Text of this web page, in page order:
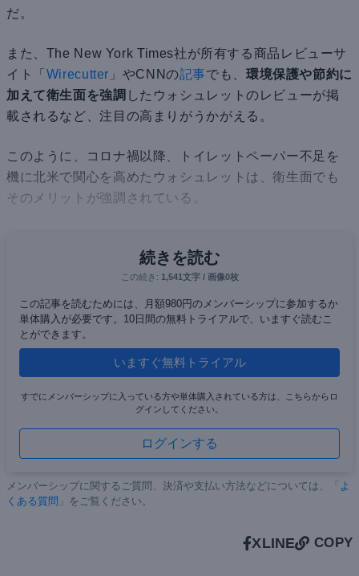
だ。
また、The New York Times社が所有する商品レビューサ
イト「 Wirecutter 」やCNNの記事でも、 環境保護や節約に
加えて衛生面を強調 したウォシュレットのレビューが掲
載されるなど、注目の高まりがうかがえる。
このように、コロナ禍以降、トイレットペーパー不足を
機に北米で関心を高めたウォシュレットは、衛生面でも
そのメリットが強調されている。
続きを読む
この続き: 1,541文字 / 画像0枚
この記事を読むためには、月額980円のメンバーシップに参加するか
単体購入が必要です。10日間の無料トライアルで、いますぐ読むこ
とができます。
いますぐ無料トライアル
すでにメンバーシップに入っている方や単体購入されている方は、こちらからロ
グインしてください。
ログインする
メンバーシップに関するご質問、決済や支払い方法などについては、「 よ
くある質問
」をご覧ください。
XLINE COPY